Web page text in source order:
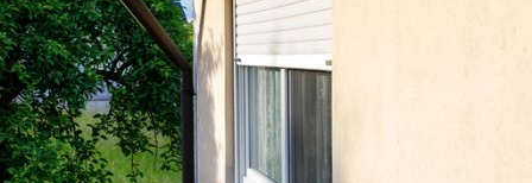
o a través
de
de
de
uso de
con el